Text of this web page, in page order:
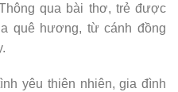
qua bài thơ, trẻ được
quê hương, từ cánh đồng
yêu thiên nhiên, gia đình